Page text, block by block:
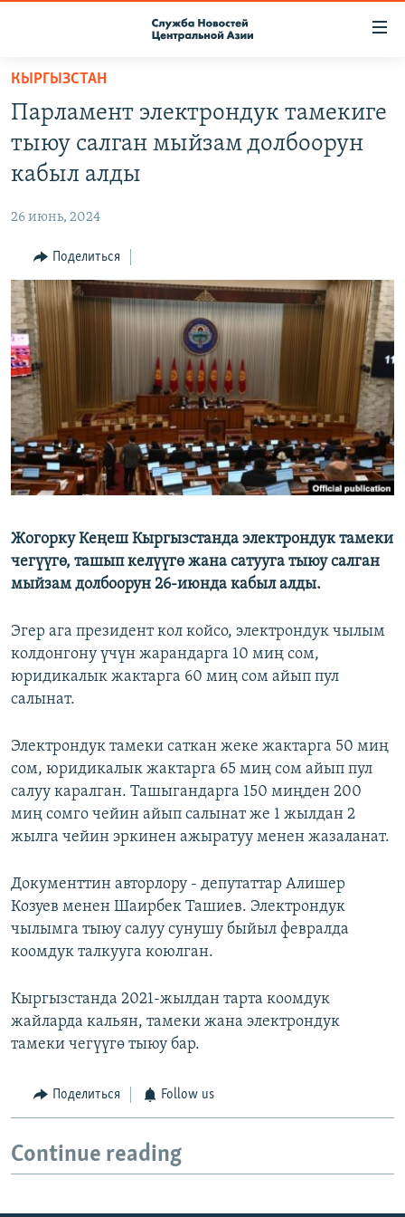
Вернуться
основному
содержанию
Вернутся
главной
Вернутся
поиску
ПОДПИСКА
КОНТАКТЫ
НАСТОЯЩЕЕ ВРЕМЯ
МИГРАНТ МЕДИА
КЫРГЫЗСТАН
Парламент электрондук тамекиге
тыюу салган мыйзам долбоорун
кабыл алды
26 июнь, 2024
Поделиться
Жогорку Кеңеш Кыргызстанда электрондук тамеки
чегүүгө, ташып келүүгө жана сатууга тыюу салган
мыйзам долбоорун 26-июнда кабыл алды.
Эгер ага президент кол койсо, электрондук чылым
колдонгону үчүн жарандарга 10 миң сом,
юридикалык жактарга 60 миң сом айып пул
салынат.
Электрондук тамеки саткан жеке жактарга 50 миң
сом, юридикалык жактарга 65 миң сом айып пул
салуу каралган. Ташыгандарга 150 миңден 200
миң сомго чейин айып салынат же 1 жылдан 2
жылга чейин эркинен ажыратуу менен жазаланат.
Документтин авторлору - депутаттар Алишер
Козуев менен Шаирбек Ташиев. Электрондук
чылымга тыюу салуу сунушу быйыл февралда
коомдук талкууга коюлган.
Кыргызстанда 2021-жылдан тарта коомдук
жайларда кальян, тамеки жана электрондук
тамеки чегүүгө тыюу бар.
Поделиться Follow us
Continue reading